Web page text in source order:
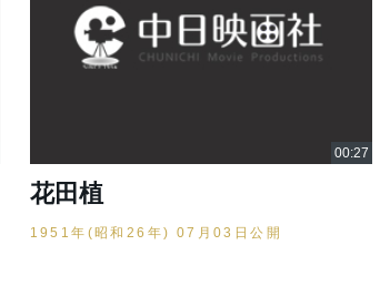
花田植
1951年(昭和26年) 07月03日公開